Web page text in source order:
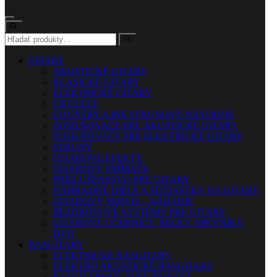
GITARY
AKUSTICKÉ GITARY
KLASICKÉ GITARY
ELEKTRICKÉ GITARY
UKULELE
COUNTRY A INÉ STRUNOVÉ NÁSTROJE
ZOSILŇOVAČE PRE AKUSTICKÉ GITARY
ZOSILŇOVAČE PRE ELEKTRICKÉ GITARY
STRUNY
GITAROVÉ EFEKTY
GITAROVÉ SNÍMAČE
PRÍSLUŠENSTVO PRE GITARY
NÁHRADNÉ DIELY A SÚČIASTKY NA GITARY
GITAROVÝ SERVIS – NÁRADIE
BEZDRÔTOVÉ SYSTÉMY PRE GITARY
GITAROVÉ UČEBNICE, ŠKOLY, SPEVNÍKY,
DVD
BASGITARY
ELEKTRICKÉ BASGITARY
ELEKTRO AKUSTICKÉ BASGITARY